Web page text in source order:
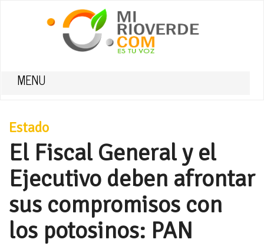
MENU
Estado
El Fiscal General y el
Ejecutivo deben afrontar
sus compromisos con
los potosinos: PAN